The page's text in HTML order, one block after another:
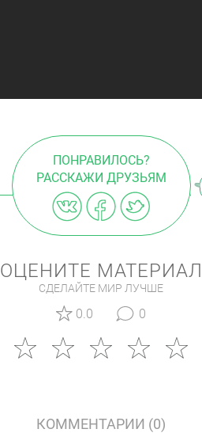
ПОНРАВИЛОСЬ?
РАССКАЖИ ДРУЗЬЯМ
ОЦЕНИТЕ МАТЕРИАЛ
СДЕЛАЙТЕ МИР ЛУЧШЕ
0.0 0
КОММЕНТАРИИ (0)